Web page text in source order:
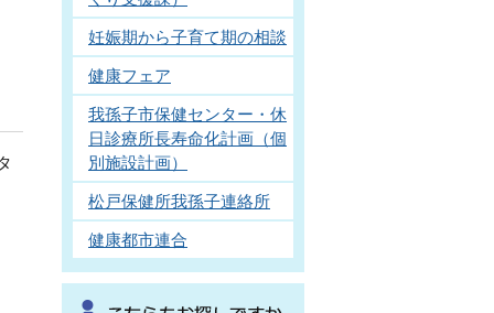
妊娠期から子育て期の相談
健康フェア
我孫子市保健センター・休
日診療所長寿命化計画（個
別施設計画）
松戸保健所我孫子連絡所
健康都市連合